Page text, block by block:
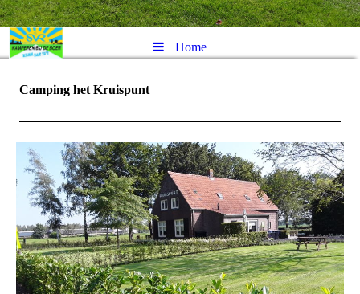
Home
Camping het Kruispunt